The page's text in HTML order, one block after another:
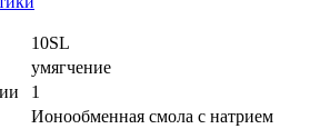
10SL
умягчение
1
Ионообменная смола с натрием